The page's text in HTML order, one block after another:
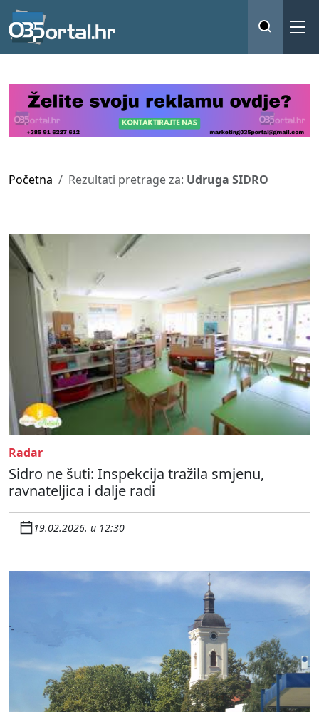
Početna Rezultati pretrage za: Udruga SIDRO
Radar
Sidro ne šuti: Inspekcija tražila smjenu,
ravnateljica i dalje radi
19.02.2026. u 12:30